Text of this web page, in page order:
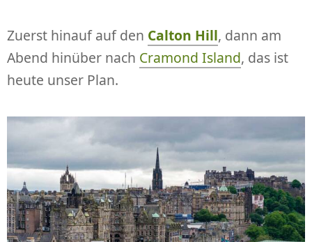
Zuerst hinauf auf den Calton Hill, dann am
Abend hinüber nach Cramond Island, das ist
heute unser Plan.